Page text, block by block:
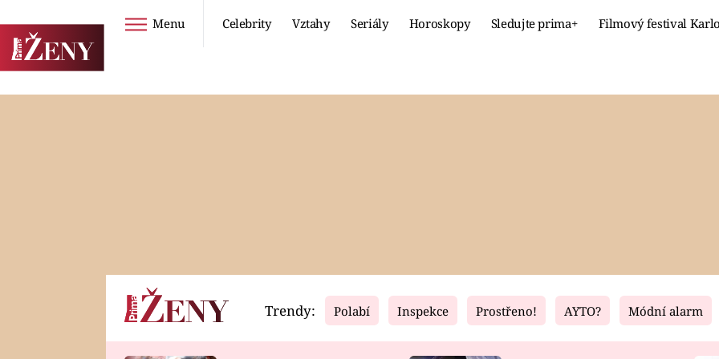
Menu Celebrity Vztahy Seriály Horoskopy Sledujte prima+ Filmový festival
Horoskopy Video Fresh Living
Trendy: Polabí Inspekce Prostřeno! AYTO? Módní alarm